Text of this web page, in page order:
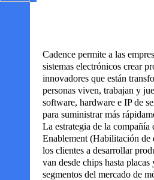
Cadence permite a las
sistemas electrónicos crear
innovadores que están
personas viven, trabajan y
software, hardware e IP de
para suministrar más
La estrategia de la compañía
Enablement (Habilitación de
los clientes a desarrollar
van desde chips hasta placas
segmentos del mercado de